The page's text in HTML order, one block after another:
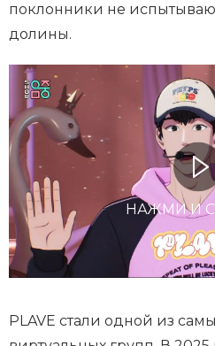
поклонники не
долины.
НАЖМИ И
PLAVE стали одной из